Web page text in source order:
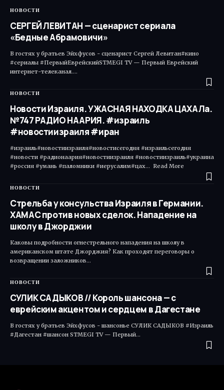
НОВОСТИ
СЕРГЕЙ ЛЕВИТАН — сценарист сериала
«Бедные Абрамовичи»
В гостях у братьев Эйхфусов - сценарист Сергей Левитан#кино
#сериалы #ПервыйЕврейскийSTMEGI TV — Первый Еврейский
интернет-телеканал.…
НОВОСТИ
Новости Израиля. УЖАСНАЯ НАХОДКА ЦАХАЛа.
№747 РАДИО НААРИЯ. #израиль
#новостиизраиля #иран
#израиль#новостиизраиля#новостисегодня #израильсегодня
#новости #радионаария#новостиизраиля #новостиизраиль#украина
#россия #умань #паломники #иерусалим#цах... Read More ​
НОВОСТИ
Стрельба у консульства Израиля в Германии.
ХАМАС против новых сделок. Нападение на
школу в Джорджии
Каковы подробности огнестрельного нападения на школу в
американском штате Джорджия? Как проходят переговоры о
возвращении заложников…
НОВОСТИ
СУЛИК САДЫКОВ // Король шансона — с
еврейским акцентом и сердцем в Дагестане
В гостях у братьев Эйхфусов - шансонье СУЛИК САДЫКОВ #Израиль
#Дагестан #шансон STMEGI TV — Первый…